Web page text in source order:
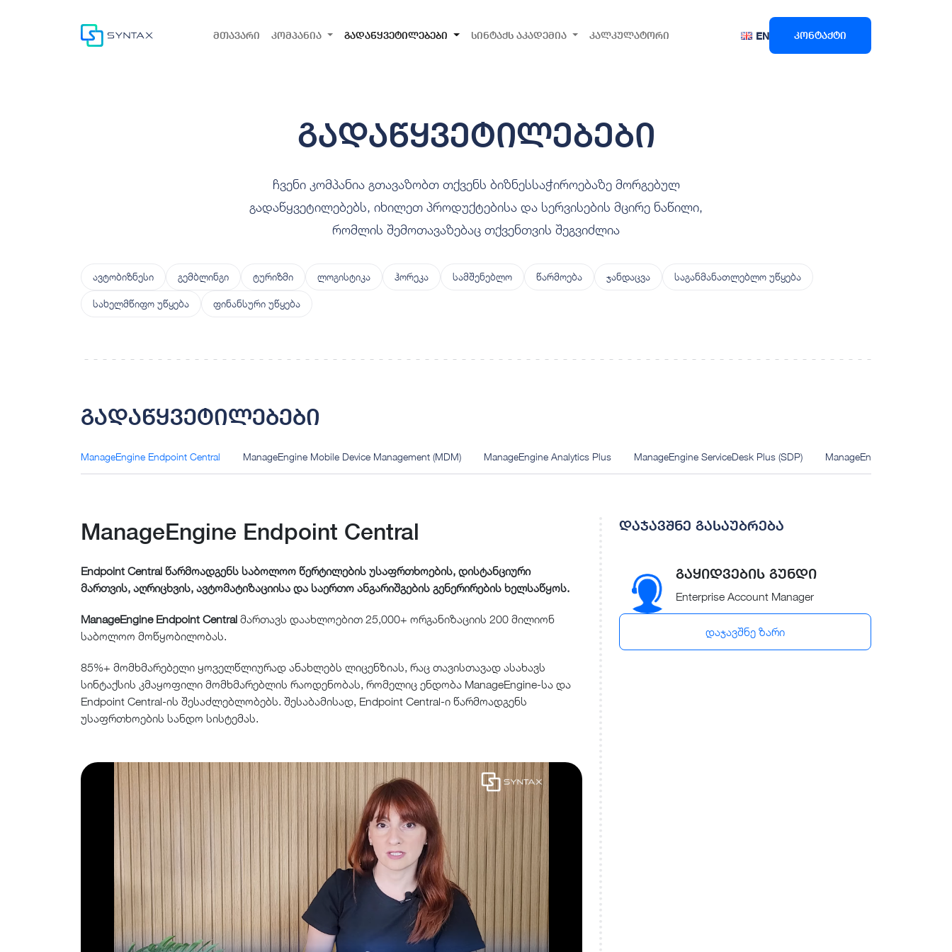
მთავარი კომპანია გადაწყვეტილებები სინტაქს აკადემია კალკულატორი EN კონტაქტი
გადაწყვეტილებები
ჩვენი კომპანია გთავაზობთ თქვენს ბიზნესსაჭიროებაზე მორგებულ
გადაწყვეტილებებს, იხილეთ პროდუქტებისა და სერვისების მცირე ნაწილი,
რომლის შემოთავაზებაც თქვენთვის შეგვიძლია
ავტობიზნესი გემბლინგი ტურიზმი ლოგისტიკა ჰორეკა სამშენებლო წარმოება ჯანდაცვა საგანმანათლებლო უწყება
სახელმწიფო უწყება ფინანსური უწყება
გადაწყვეტილებები
ManageEngine Endpoint Central ManageEngine Mobile Device Management (MDM) ManageEngine Analytics Plus ManageEngine ServiceDesk Plus (SDP) ManageEngine AssetExplorer
ManageEngine Endpoint Central
Endpoint Central წარმოადგენს საბოლოო წერტილების უსაფრთხოების, დისტანციური
მართვის, აღრიცხვის, ავტომატიზაციისა და საერთო ანგარიშგების გენერირების ხელსაწყოს.
ManageEngine Endpoint Central მართავს დაახლოებით 25,000+ ორგანიზაციის 200 მილიონ
საბოლოო მოწყობილობას.
85%+ მომხმარებელი ყოველწლიურად ანახლებს ლიცენზიას, რაც თავისთავად ასახავს
სინტაქსის კმაყოფილი მომხმარებლის რაოდენობას, რომელიც ენდობა ManageEngine-სა და
Endpoint Central-ის შესაძლებლობებს. შესაბამისად, Endpoint Central-ი წარმოადგენს
უსაფრთხოების სანდო სისტემას.
დაჯავშნე გასაუბრება
გაყიდვების გუნდი
Enterprise Account Manager
დაჯავშნე ზარი